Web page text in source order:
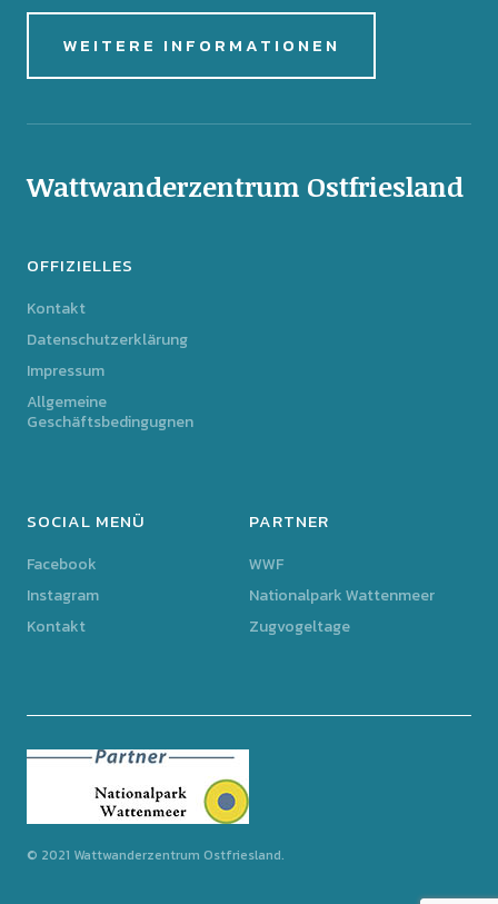
WEITERE INFORMATIONEN
Wattwanderzentrum Ostfriesland
OFFIZIELLES
Kontakt
Datenschutzerklärung
Impressum
Allgemeine
Geschäftsbedingugnen
SOCIAL MENÜ
Facebook
Instagram
Kontakt
PARTNER
WWF
Nationalpark Wattenmeer
Zugvogeltage
© 2021 Wattwanderzentrum Ostfriesland